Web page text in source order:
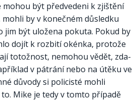
mohou být předvedeni k zjištění
by v konečném důsledku
jim být uložena pokuta. Pokud by
dojít k rozbití okénka, protože
totožnost, nemohou vědět, zda-
v pátrání nebo na útěku ve
důvody si policisté mohli
Mike je tedy v tomto případě